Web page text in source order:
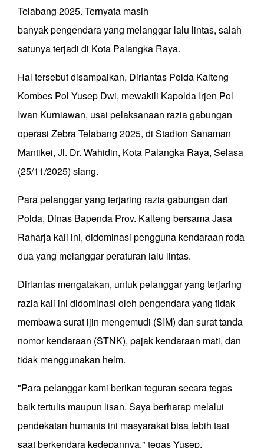
Telabang 2025. Ternyata masih
banyak pengendara yang melanggar lalu lintas, salah
satunya terjadi di Kota Palangka Raya.
Hal tersebut disampaikan, Dirlantas Polda Kalteng
Kombes Pol Yusep Dwi, mewakili Kapolda Irjen Pol
Iwan Kurniawan, usai pelaksanaan razia gabungan
operasi Zebra Telabang 2025, di Stadion Sanaman
Mantikei, Jl. Dr. Wahidin, Kota Palangka Raya, Selasa
(25/11/2025) siang.
Para pelanggar yang terjaring razia gabungan dari
Polda, Dinas Bapenda Prov. Kalteng bersama Jasa
Raharja kali ini, didominasi pengguna kendaraan roda
dua yang melanggar peraturan lalu lintas.
Dirlantas mengatakan, untuk pelanggar yang terjaring
razia kali ini didominasi oleh pengendara yang tidak
membawa surat ijin mengemudi (SIM) dan surat tanda
nomor kendaraan (STNK), pajak kendaraan mati, dan
tidak menggunakan helm.
"Para pelanggar kami berikan teguran secara tegas
baik tertulis maupun lisan. Saya berharap melalui
pendekatan humanis ini masyarakat bisa lebih taat
saat berkendara kedepannya," tegas Yusep.